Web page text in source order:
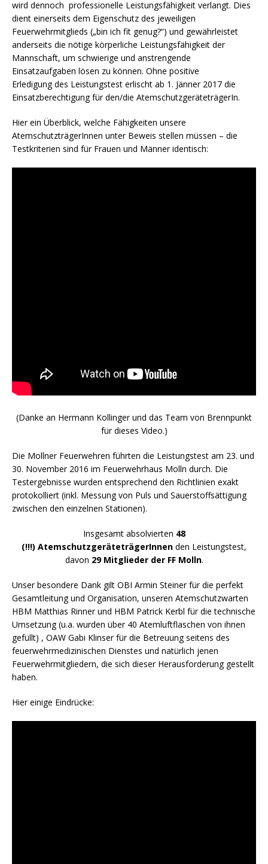
wird dennoch professionelle Leistungsfähigkeit verlangt. Dies
dient einerseits dem Eigenschutz des jeweiligen
Feuerwehrmitglieds („bin ich fit genug?“) und gewährleistet
anderseits die nötige körperliche Leistungsfähigkeit der
Mannschaft, um schwierige und anstrengende
Einsatzaufgaben lösen zu können. Ohne positive
Erledigung des Leistungstest erlischt ab 1. Jänner 2017 die
Einsatzberechtigung für den/die AtemschutzgeräteträgerIn.
Hier ein Überblick, welche Fähigkeiten unsere
AtemschutzträgerInnen unter Beweis stellen müssen – die
Testkriterien sind für Frauen und Männer identisch:
(Danke an Hermann Kollinger und das Team von Brennpunkt
für dieses Video.)
Die Mollner Feuerwehren führten die Leistungstest am 23. und
30. November 2016 im Feuerwehrhaus Molln durch. Die
Testergebnisse wurden entsprechend den Richtlinien exakt
protokolliert (inkl. Messung von Puls und Sauerstoffsättigung
zwischen den einzelnen Stationen).
Insgesamt absolvierten 48
(!!!) AtemschutzgeräteträgerInnen den Leistungstest,
davon 29 Mitglieder der FF Molln.
Unser besondere Dank gilt OBI Armin Steiner für die perfekt
Gesamtleitung und Organisation, unseren Atemschutzwarten
HBM Matthias Rinner und HBM Patrick Kerbl für die technische
Umsetzung (u.a. wurden über 40 Atemluftflaschen von ihnen
gefüllt) , OAW Gabi Klinser für die Betreuung seitens des
feuerwehrmedizinischen Dienstes und natürlich jenen
Feuerwehrmitgliedern, die sich dieser Herausforderung gestellt
haben.
Hier einige Eindrücke: